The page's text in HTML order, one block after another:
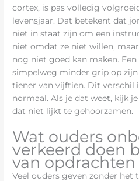
cortex, is pas volledig
levensjaar. Dat betekent dat
niet in staat zijn om een
niet omdat ze niet willen,
nog niet goed kan maken.
simpelweg minder grip op zijn
tiener van vijftien. Dit verschil
normaal. Als je dat weet, kijk
dat niet lijkt te gehoorzamen.
Wat ouders
verkeerd doen
van opdrachten
Veel ouders geven zonder het